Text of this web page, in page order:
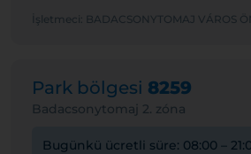
İşletmeci: BADACSONYTOMAJ VÁROS
Park bölgesi 8259
Badacsonytomaj 2. zóna
Bugünkü ücretli süre: 08:00 –